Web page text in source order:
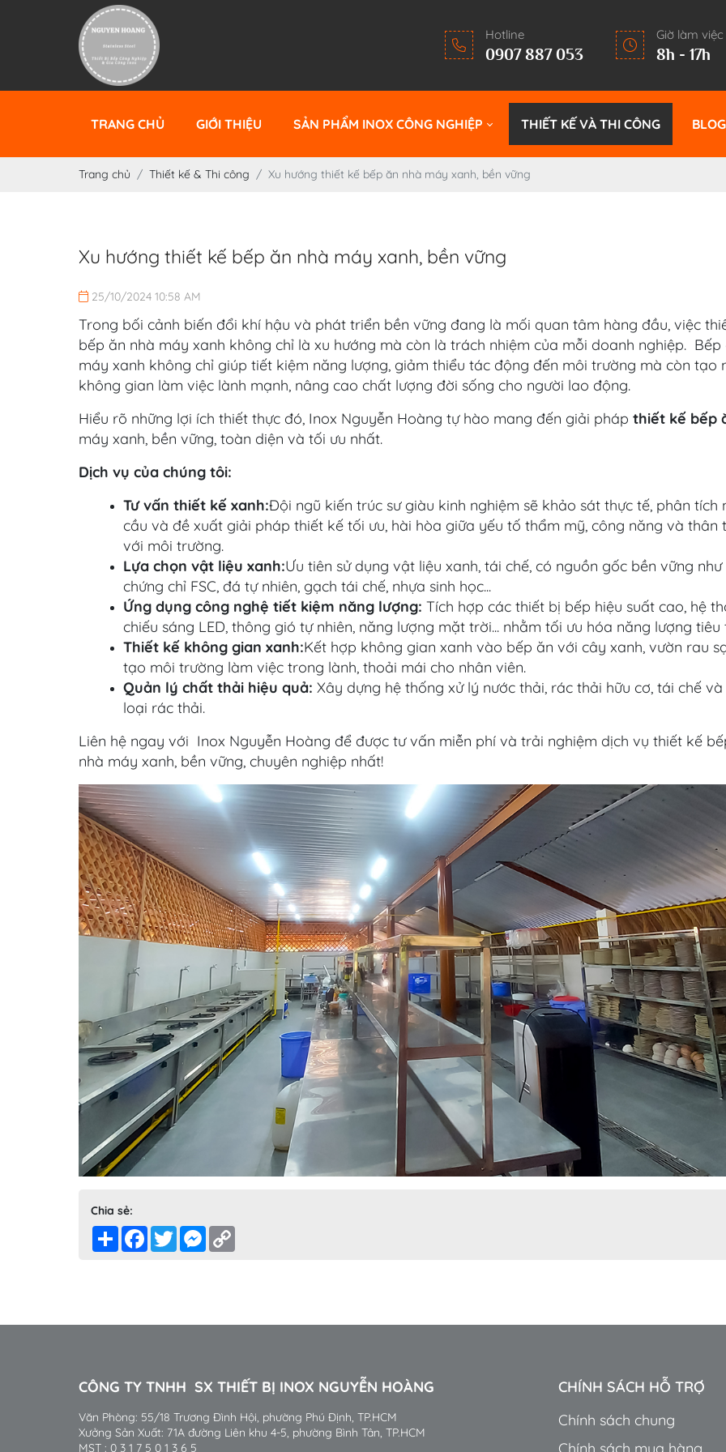
Hotline
0907 887 053
Giờ làm việc
8h - 17h
TRANG CHỦ GIỚI THIỆU SẢN PHẨM INOX CÔNG NGHIỆP THIẾT KẾ VÀ THI CÔNG BLOG
Trang chủ Thiết kế & Thi công Xu hướng thiết kế bếp ăn nhà máy xanh, bền vững
Xu hướng thiết kế bếp ăn nhà máy xanh, bền vững
25/10/2024 10:58 AM
Trong bối cảnh biến đổi khí hậu và phát triển bền vững đang là mối quan tâm hàng đầu, việc
bếp ăn nhà máy xanh không chỉ là xu hướng mà còn là trách nhiệm của mỗi doanh nghiệp. Bếp
máy xanh không chỉ giúp tiết kiệm năng lượng, giảm thiểu tác động đến môi trường mà còn tạo
không gian làm việc lành mạnh, nâng cao chất lượng đời sống cho người lao động.
Hiểu rõ những lợi ích thiết thực đó, Inox Nguyễn Hoàng tự hào mang đến giải pháp thiết kế bếp
máy xanh, bền vững, toàn diện và tối ưu nhất.
Dịch vụ của chúng tôi:
Tư vấn thiết kế xanh:Đội ngũ kiến trúc sư giàu kinh nghiệm sẽ khảo sát thực tế, phân tích
cầu và đề xuất giải pháp thiết kế tối ưu, hài hòa giữa yếu tố thẩm mỹ, công năng và thân
với môi trường.
Lựa chọn vật liệu xanh:Ưu tiên sử dụng vật liệu xanh, tái chế, có nguồn gốc bền vững
chứng chỉ FSC, đá tự nhiên, gạch tái chế, nhựa sinh học...
Ứng dụng công nghệ tiết kiệm năng lượng: Tích hợp các thiết bị bếp hiệu suất cao, hệ
chiếu sáng LED, thông gió tự nhiên, năng lượng mặt trời... nhằm tối ưu hóa năng lượng tiêu
Thiết kế không gian xanh:Kết hợp không gian xanh vào bếp ăn với cây xanh, vườn rau
tạo môi trường làm việc trong lành, thoải mái cho nhân viên.
Quản lý chất thải hiệu quả: Xây dựng hệ thống xử lý nước thải, rác thải hữu cơ, tái chế
loại rác thải.
Liên hệ ngay với Inox Nguyễn Hoàng để được tư vấn miễn phí và trải nghiệm dịch vụ thiết kế
nhà máy xanh, bền vững, chuyên nghiệp nhất!
Chia sẻ:
Share Facebook
TwitterMessenger
CÔNG TY TNHH SX THIẾT BỊ INOX NGUYỄN HOÀNG
Văn Phòng: 55/18 Trương Đình Hội, phường Phú Định, TP.HCM
Xưởng Sản Xuất: 71A đường Liên khu 4-5, phường Bình Tân, TP.HCM
MST : 0 3 1 7 5 0 1 3 6 5
CHÍNH SÁCH HỖ TRỢ
Chính sách chung